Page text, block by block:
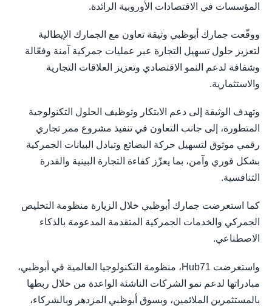
المؤسسات في الاقتصادات الأوروبية الرائدة.
ووقّعت جمارك أبوظبي وثيقة تعاون مع الجمارك الإيطالية
لتعزيز حلول تسهيل التجارة عبر عمليات جمركية آمنة وفعّالة
وشفافة لدعم النمو الاقتصادي وتعزيز العلاقات التجارية
والاستثمارية.
وتهدف الوثيقة إلى دعم الابتكار وتوظيف الحلول التكنولوجية
المتطورة، إلى جانب التعاون في تنفيذ مشروع ممر تجاري
رقمي موثوق لتسهيل حركة البضائع وتبادل البيانات الجمركية
بشكل فوري وآمن، بما يعزّز كفاءة التجارة البينية والقدرة
التنافسية.
كما استعرضت جمارك أبوظبي خلال الزيارة منظومة التخليص
الجمركي والخدمات الجمركية المتقدمة المدعومة بالذكاء
الاصطناعي.
واستعرضت Hub71، منظومة التكنولوجيا العالمية في أبوظبي،
مبادراتها لدعم نمو الشركات الناشئة الواعدة من خلال ربطها
بالمستثمرين الملائمين، وبسوق أبوظبي المزدهر وبالشركاء،